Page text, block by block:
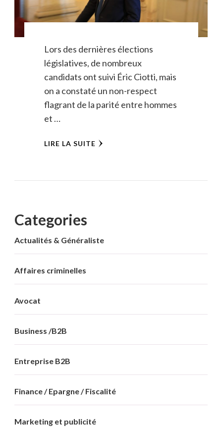
Lors des dernières élections
législatives, de nombreux
candidats ont suivi Éric Ciotti, mais
on a constaté un non-respect
flagrant de la parité entre hommes
et …
LIRE LA SUITE
Categories
Actualités & Généraliste
Affaires criminelles
Avocat
Business /B2B
Entreprise B2B
Finance / Epargne / Fiscalité
Marketing et publicité